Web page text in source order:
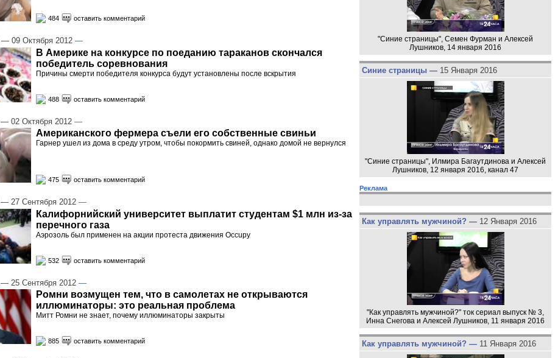
484 оставить комментарий
— 09 Октября 2012 —
В Америке на конкурсе по поеданию тараканов скончался
победитель соревнования
Причины смерти победителя конкурса будут установлены после вскрытия
488 оставить комментарий
— 02 Октября 2012 —
Американского фермера съели его собственные свиньи
Гарнер ушел из дома в среду утром, чтобы покормить свиней, однако домой не вернулся
475 оставить комментарий
— 27 Сентября 2012 —
Калифорнийский университет выплатит студентам $1 млн из-за
перечного газа
Аэрозоль был применен на акции протеста движения Occupy
532 оставить комментарий
— 25 Сентября 2012 —
Ромни возмущен тем, что в самолетах не открываются
иллюминаторы: это реальная проблема
Митт Ромни не знает, почему иллюминаторы закрыты
885 оставить комментарий
"Синие страницы", Семен Фурман и Алексей
Лушников, 14 января 2016
Синие страницы — 15 Января 2016
"Синие страницы", Илмира Багаутдинова и Алексей
Лушников, 12 января 2016, канал 47
Реклама
Как управлять мужчиной? — 12 Января 2016
"Как управлять мужчиной?" ток сериал выпуск № 3,
Инна Снегова и Алексей Лушников, 11 января 2016
Как управлять мужчиной? — 11 Января 2016